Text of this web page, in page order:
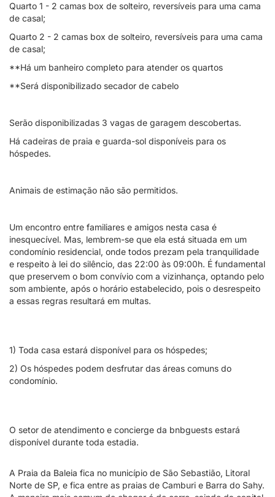
Quarto 1 - 2 camas box de solteiro, reversíveis para uma cama
de casal;
Quarto 2 - 2 camas box de solteiro, reversíveis para uma cama
de casal;
**Há um banheiro completo para atender os quartos
**Será disponibilizado secador de cabelo
Serão disponibilizadas 3 vagas de garagem descobertas.
Há cadeiras de praia e guarda-sol disponíveis para os
hóspedes.
Animais de estimação não são permitidos.
Um encontro entre familiares e amigos nesta casa é
inesquecível. Mas, lembrem-se que ela está situada em um
condomínio residencial, onde todos prezam pela tranquilidade
e respeito à lei do silêncio, das 22:00 às 09:00h. É fundamental
que preservem o bom convívio com a vizinhança, optando pelo
som ambiente, após o horário estabelecido, pois o desrespeito
a essas regras resultará em multas.
1) Toda casa estará disponível para os hóspedes;
2) Os hóspedes podem desfrutar das áreas comuns do
condomínio.
O setor de atendimento e concierge da bnbguests estará
disponível durante toda estadia.
A Praia da Baleia fica no município de São Sebastião, Litoral
Norte de SP, e fica entre as praias de Camburi e Barra do Sahy.